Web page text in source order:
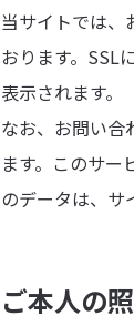
当サイトでは、
おります。SSL
表示されます。
なお、お問い合
ます。このサ
のデータは、サ
ご本人の